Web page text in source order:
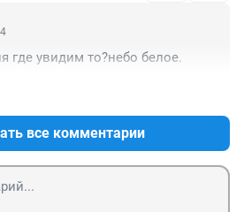
где увидим то?небо белое.
все комментарии